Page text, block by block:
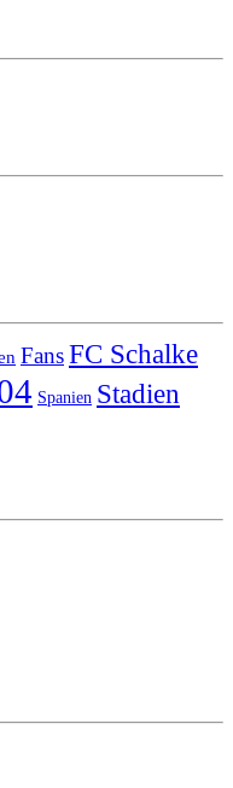
FansFC Schalke
Spanien Stadien